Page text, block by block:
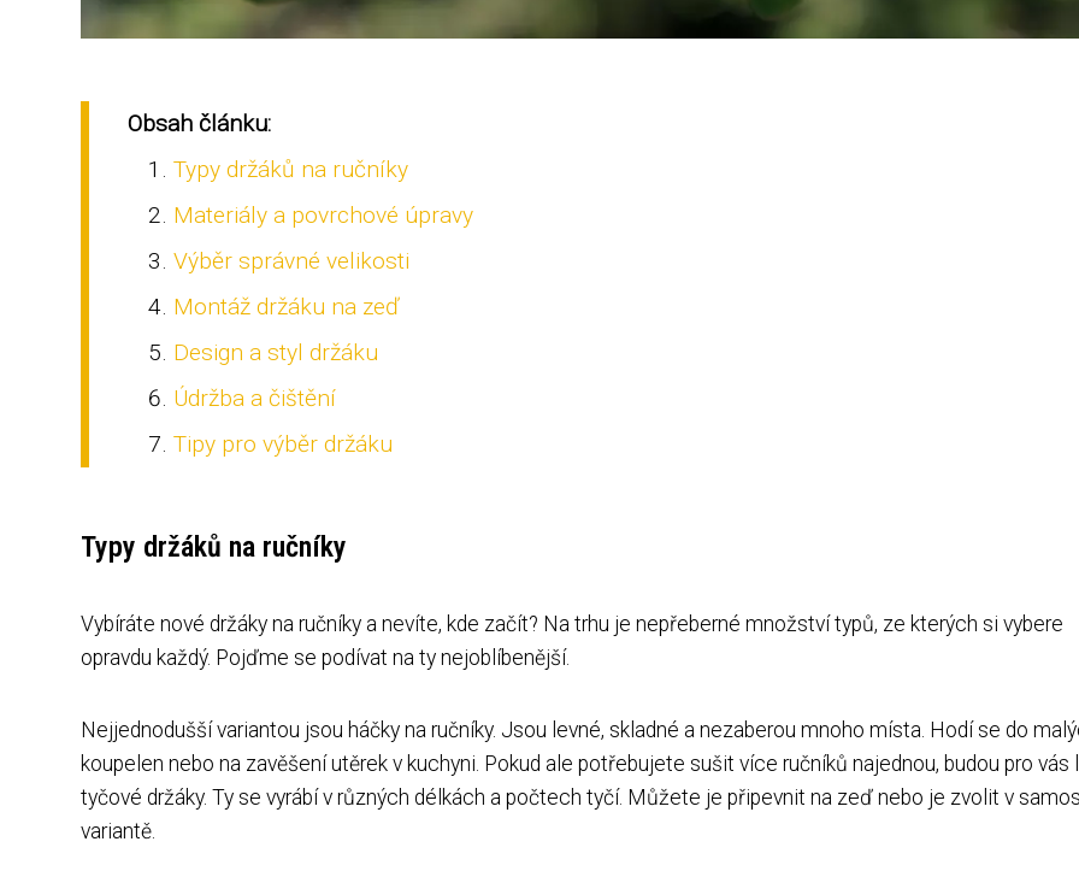
Obsah článku:
Typy držáků na ručníky
Materiály a povrchové úpravy
Výběr správné velikosti
Montáž držáku na zeď
Design a styl držáku
Údržba a čištění
Tipy pro výběr držáku
Typy držáků na ručníky
Vybíráte nové držáky na ručníky a nevíte, kde začít? Na trhu je nepřeberné množství typů, ze kterých si vybere
opravdu každý. Pojďme se podívat na ty nejoblíbenější.
Nejjednodušší variantou jsou háčky na ručníky. Jsou levné, skladné a nezaberou mnoho místa. Hodí se do
koupelen nebo na zavěšení utěrek v kuchyni. Pokud ale potřebujete sušit více ručníků najednou, budou pro vás
tyčové držáky. Ty se vyrábí v různých délkách a počtech tyčí. Můžete je připevnit na zeď nebo je zvolit v
variantě.